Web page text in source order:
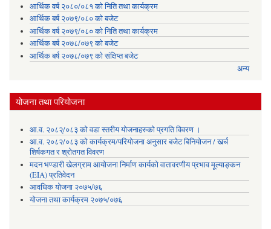
आर्थिक वर्ष २०८०/०८१ को निति तथा कार्यक्रम
आर्थिक बर्ष २०७९/०८० को बजेट
आर्थिक वर्ष २०७९/०८० को निति तथा कार्यक्रम
आर्थिक बर्ष २०७८/०७९ को बजेट
आर्थिक बर्ष २०७८/०७९ को संक्षिप्त बजेट
अन्य
योजना तथा परियोजना
आ.व. २०८२्/०८३ को वडा स्तरीय योजनाहरुको प्रगति विवरण ।
आ.व. २०८२/०८३ को कार्यक्रम/परियोजना अनुसार बजेट बिनियोजन / खर्च
शिर्षकगत र श्रोतगत विवरण
मदन भण्डारी खेलग्राम आयोजना निर्माण कार्यको वातावरणीय प्रभाव मूल्याङ्कन
(EIA) प्रतिवेदन
आवधिक योजना २०७५/७६
योजना तथा कार्यक्रम २०७५/०७६